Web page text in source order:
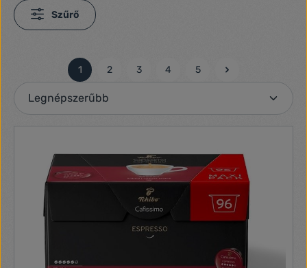
Szűrő
Oldal
1
Oldal
2
Oldal
3
Oldal
4
Oldal
5